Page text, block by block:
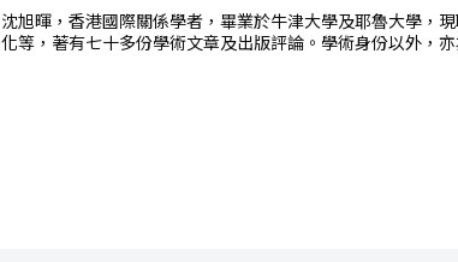
沈旭暉，香港國際關係學者，畢業於牛津大學及耶魯大學，
化等，著有七十多份學術文章及出版評論。學術身份以外，